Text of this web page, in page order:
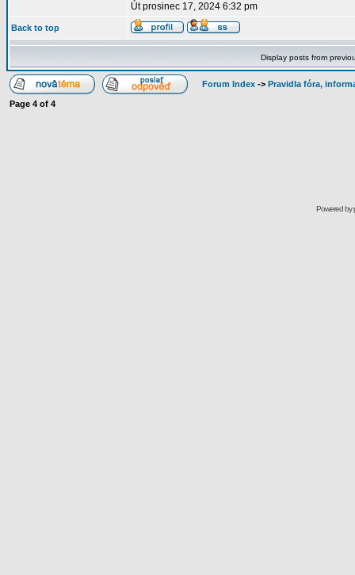
Út prosinec 17, 2024 6:32 pm
Back to top
Display posts from
Forum Index -> Pravidla fóra,
Page 4 of 4
Powered by